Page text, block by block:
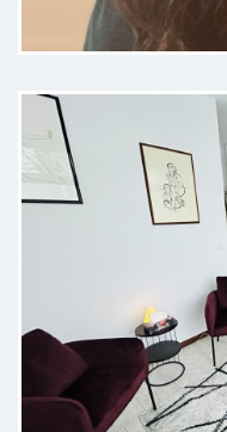
Silvia è
Una
e